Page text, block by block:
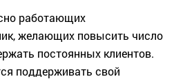
работающих
желающих повысить число
постоянных клиентов.
поддерживать свой